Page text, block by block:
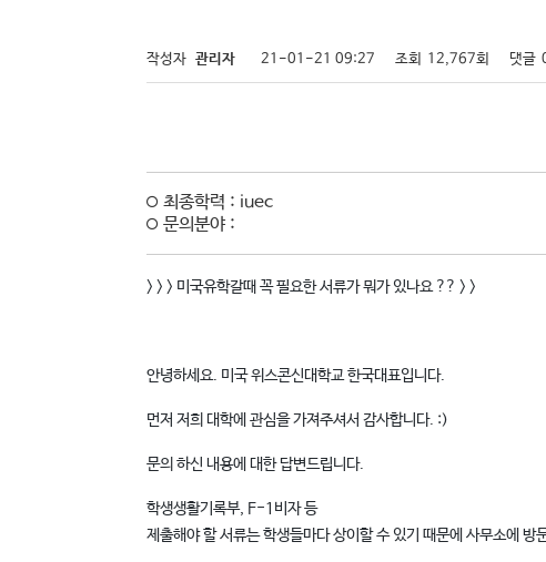
작성자 관리자 21-01-21 09:27 조회 12,767회 댓글
최종학력 : iuec
문의분야 :
> > > 미국유학갈때 꼭 필요한 서류가 뭐가 있나요 ?? > >
안녕하세요. 미국 위스콘신대학교 한국대표입니다.
먼저 저희 대학에 관심을 가져주셔서 감사합니다. :)
문의 하신 내용에 대한 답변드립니다.
학생생활기록부, F-1비자 등
제출해야 할 서류는 학생들마다 상이할 수 있기 때문에 사무소에 방